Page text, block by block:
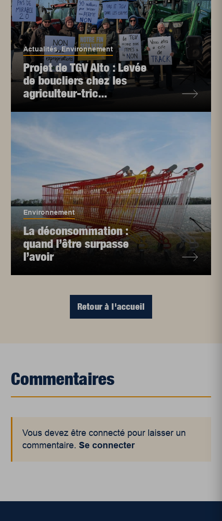
Actualités,Environnement
Projet de TGV Alto : Levée
de boucliers chez les
agriculteur-tric...
Environnement
La déconsommation :
quand l’être surpasse
l’avoir
Retour à l'accueil
Commentaires
Vous devez être connecté pour laisser un
commentaire.Se connecter